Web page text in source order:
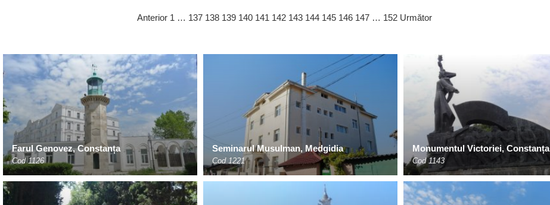
Anterior 1 … 137 138 139 140 141 142 143 144 145 146 147 … 152 Următor
Farul Genovez, Constanța
Cod 1126
Seminarul Musulman, Medgidia
Cod 1221
Monumentul Victoriei, Constanța
Cod 1143